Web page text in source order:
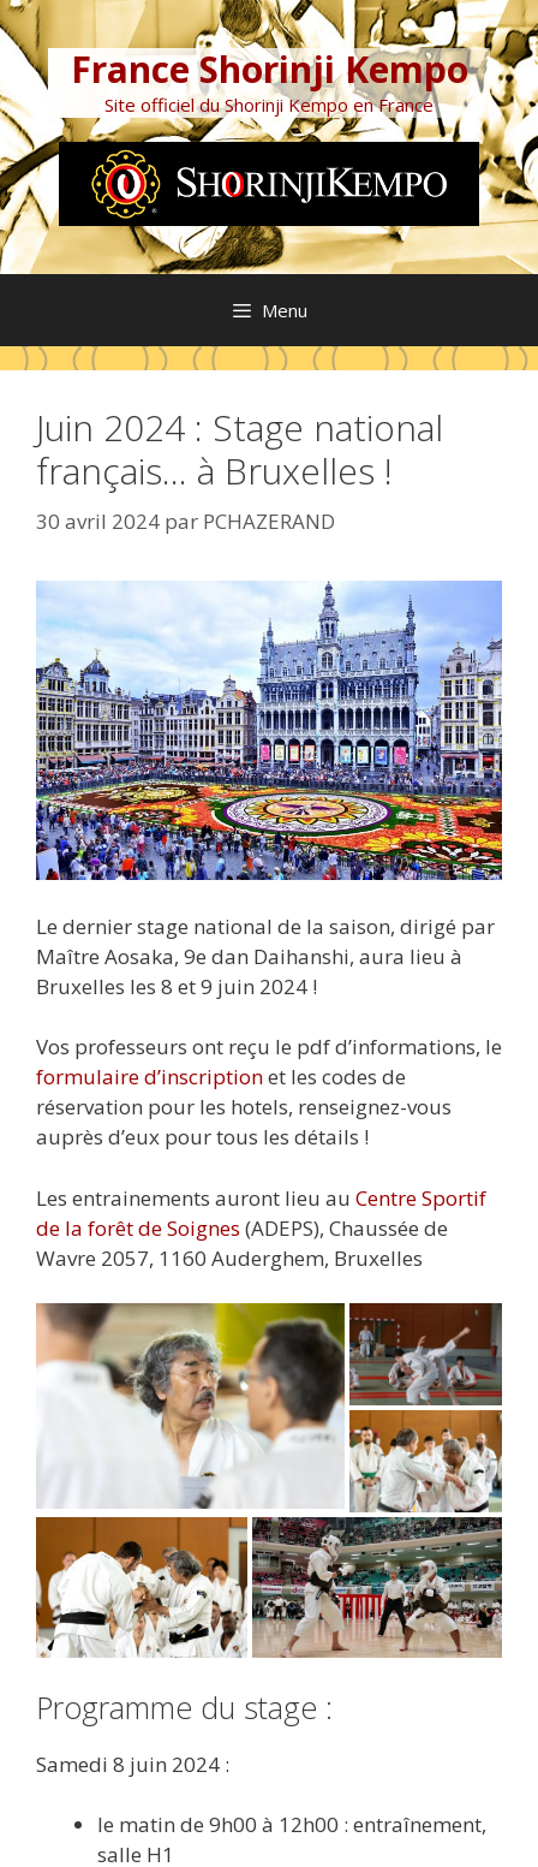
Aller
au
contenu France Shorinji Kempo
Site officiel du Shorinji Kempo en France
Menu
Juin 2024 : Stage national
français… à Bruxelles !
30 avril 2024 par PCHAZERAND
Le dernier stage national de la saison, dirigé par
Maître Aosaka, 9e dan Daihanshi, aura lieu à
Bruxelles les 8 et 9 juin 2024 !
Vos professeurs ont reçu le pdf d’informations, le
formulaire d’inscriptionet les codes de
réservation pour les hotels, renseignez-vous
auprès d’eux pour tous les détails !
Les entrainements auront lieu au Centre Sportif
de la forêt de Soignes (ADEPS), Chaussée de
Wavre 2057, 1160 Auderghem, Bruxelles
Programme du stage :
Samedi 8 juin 2024 :
le matin de 9h00 à 12h00 : entraînement,
salle H1